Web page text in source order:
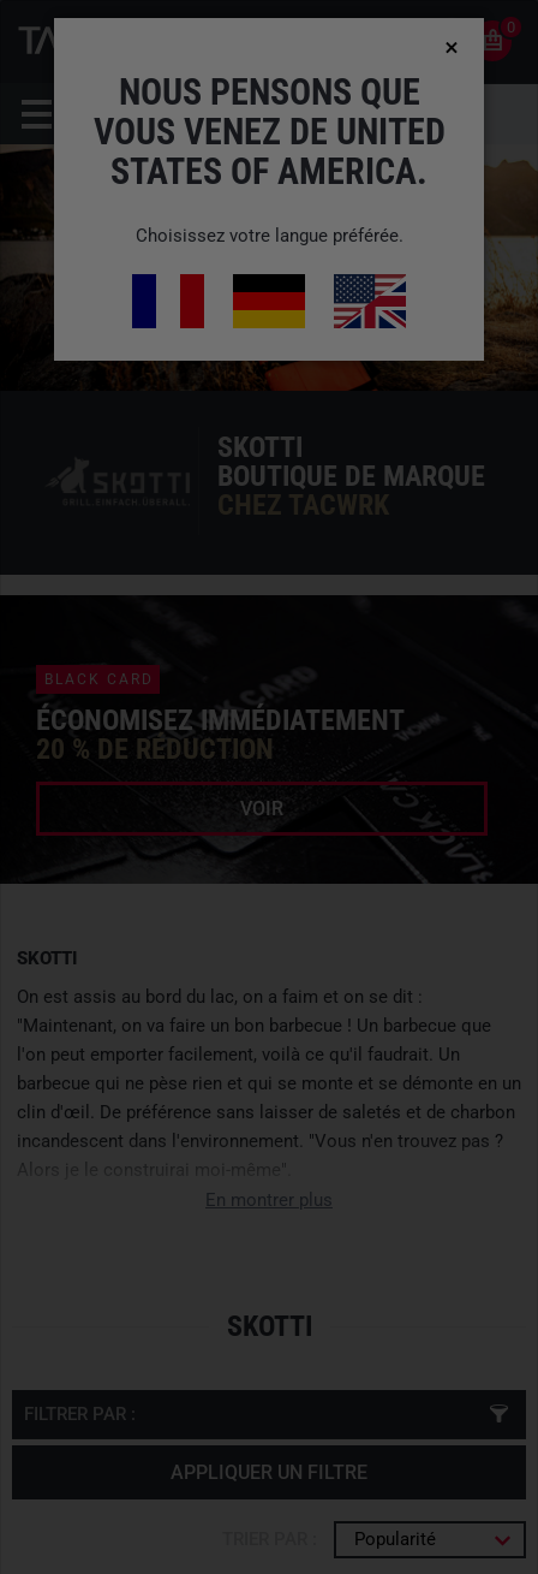
0
SKOTTI
BOUTIQUE DE MARQUE
CHEZ TACWRK
BLACK CARD
ÉCONOMISEZ IMMÉDIATEMENT
20 % DE RÉDUCTION
VOIR
SKOTTI
On est assis au bord du lac, on a faim et on se dit :
"Maintenant, on va faire un bon barbecue ! Un barbecue que
l'on peut emporter facilement, voilà ce qu'il faudrait. Un
barbecue qui ne pèse rien et qui se monte et se démonte en un
clin d'œil. De préférence sans laisser de saletés et de charbon
incandescent dans l'environnement. "Vous n'en trouvez pas ?
Alors je le construirai moi-même".
En montrer plus
SKOTTI
FILTRER PAR :
APPLIQUER UN FILTRE
Popularité
NOUS PENSONS QUE
VOUS VENEZ DE UNITED
STATES OF AMERICA.
Choisissez votre langue préférée.